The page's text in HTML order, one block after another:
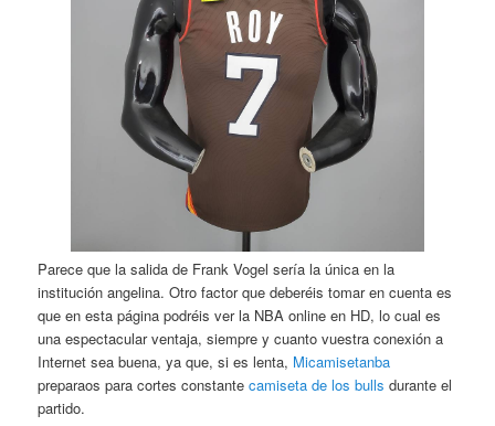
Parece que la salida de Frank Vogel sería la única en la
institución angelina. Otro factor que deberéis tomar en cuenta es
que en esta página podréis ver la NBA online en HD, lo cual es
una espectacular ventaja, siempre y cuanto vuestra conexión a
Internet sea buena, ya que, si es lenta, Micamisetanba
preparaos para cortes constantecamiseta de los bulls durante el
partido.